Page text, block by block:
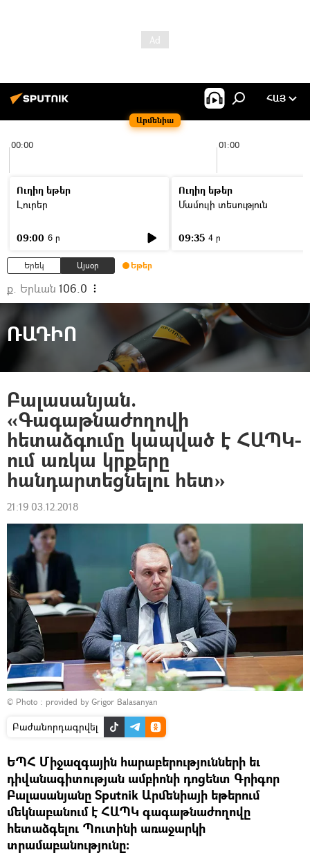
Արմենիա
ՀԱՅ
00:00 01:00
Ուղիղ եթեր
Լուրեր
09:00 6 ր
Ուղիղ եթեր
Մամուլի տեսություն
09:35 4 ր
Երեկ Այսօր Եթեր
ք. Երևան 106.0
ՌԱԴԻՈ
Բալասանյան.
«Գագաթնաժողովի
հետաձգումը կապված է ՀԱՊԿ-
ում առկա կրքերը
հանդարտեցնելու հետ»
21:19 03.12.2018
© Photo : provided by Grigor Balasanyan
Բաժանորդագրվել
ԵՊՀ Միջազգային հարաբերությունների եւ
դիվանագիտության ամբիոնի դոցենտ Գրիգոր
Բալասանյանը Sputnik Արմենիայի եթերում
մեկնաբանում է ՀԱՊԿ գագաթնաժողովը
հետաձգելու Պուտինի առաջարկի
տրամաբանությունը: